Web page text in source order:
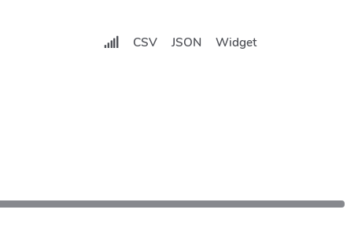
CSV JSON Widget